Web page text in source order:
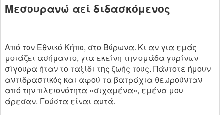
Μεσουρανώ αεί διδασκόμενος
Από τον Εθνικό Κήπο, στο Βύρωνα. Κι αν για εμάς
μοιάζει ασήμαντο, για εκείνη την ομάδα γυρίνων
σίγουρα ήταν το ταξίδι της ζωής τους. Πάντοτε ήμουν
αντιδραστικός και αφού τα βατράχια θεωρούνταν
από την πλειονότητα «σιχαμένα», εμένα μου
άρεσαν. Γούστα είναι αυτά.